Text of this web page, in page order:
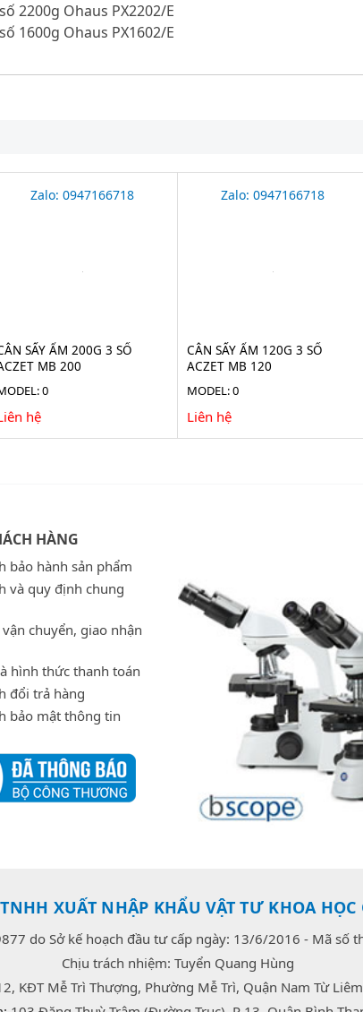
2200g Ohaus PX2202/E
1600g Ohaus PX1602/E
Zalo: 0947166718
SẤY ẨM 200G 3 SỐ
MB 200
0
hệ
Zalo: 0947166718
CÂN SẤY ẨM 120G 3 SỐ
ACZET MB 120
MODEL: 0
Liên hệ
HÀNG
bảo hành sản phẩm
và quy định chung
vận chuyển, giao nhận
hình thức thanh toán
đổi trả hàng
bảo mật thông tin
XUẤT NHẬP KHẨU VẬT TƯ KHOA HỌC
do Sở kế hoạch đầu tư cấp ngày: 13/6/2016 - Mã số
Chịu trách nhiệm: Tuyển Quang Hùng
KĐT Mễ Trì Thượng, Phường Mễ Trì, Quận Nam Từ